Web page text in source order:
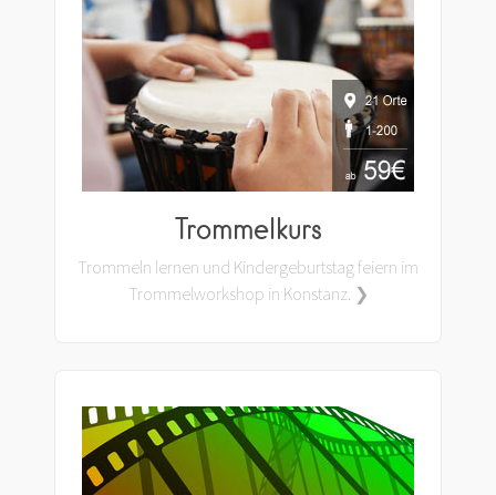
Trommelkurs
Trommeln lernen und Kindergeburtstag feiern im
Trommelworkshop in Konstanz. ❯